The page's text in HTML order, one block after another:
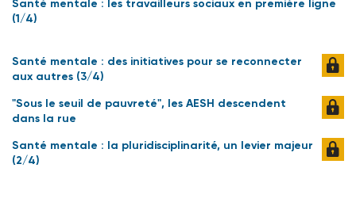
Santé mentale : les travailleurs sociaux en première ligne
(1/4)
Santé mentale : des initiatives pour se reconnecter
aux autres (3/4)
"Sous le seuil de pauvreté", les AESH descendent
dans la rue
Santé mentale : la pluridisciplinarité, un levier majeur
(2/4)